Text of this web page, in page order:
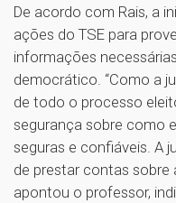
De acordo com Rais, a
ações do TSE para
informações
democrático. “Como a
de todo o processo
segurança sobre como
seguras e confiáveis. A
de prestar contas sobre
apontou o professor,